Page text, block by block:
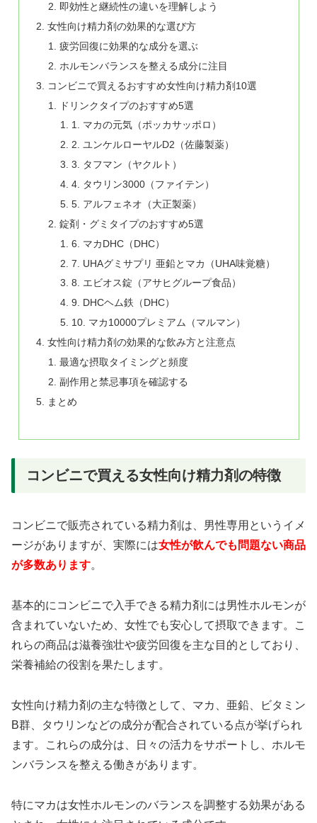
即効性と継続性の違いを理解しよう
女性向け精力剤の効果的な選び方
疲労回復に効果的な成分を選ぶ
ホルモンバランスを整える成分に注目
コンビニで買えるおすすめ女性向け精力剤10選
ドリンクタイプのおすすめ5選
1. マカの元気（ポッカサッポロ）
2. ユンケルローヤルD2（佐藤製薬）
3. タフマン（ヤクルト）
4. タウリン3000（ファイテン）
5. アルフェネオ（大正製薬）
錠剤・グミタイプのおすすめ5選
6. マカDHC（DHC）
7. UHAグミサプリ 亜鉛とマカ（UHA味覚糖）
8. エビオス錠（アサヒグループ食品）
9. DHCヘム鉄（DHC）
10. マカ10000プレミアム（マルマン）
女性向け精力剤の効果的な飲み方と注意点
最適な摂取タイミングと頻度
副作用と禁忌事項を確認する
まとめ
コンビニで買える女性向け精力剤の特徴
コンビニで販売されている精力剤は、男性専用というイメ
ージがありますが、実際には女性が飲んでも問題ない商品
が多数あります。
基本的にコンビニで入手できる精力剤には男性ホルモンが
含まれていないため、女性でも安心して摂取できます。こ
れらの商品は滋養強壮や疲労回復を主な目的としており、
栄養補給の役割を果たします。
女性向け精力剤の主な特徴として、マカ、亜鉛、ビタミン
B群、タウリンなどの成分が配合されている点が挙げられ
ます。これらの成分は、日々の活力をサポートし、ホルモ
ンバランスを整える働きがあります。
特にマカは女性ホルモンのバランスを調整する効果がある